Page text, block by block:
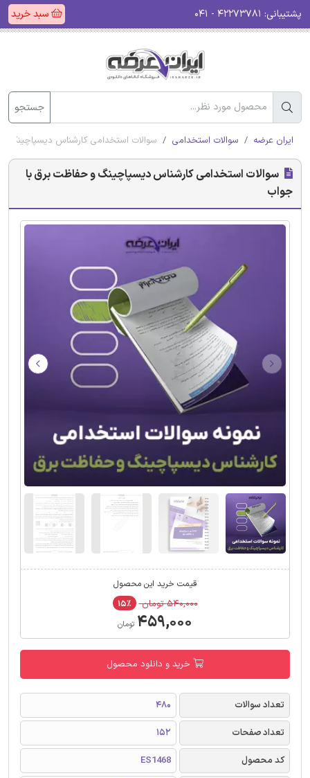
پشتیبانی: سبد خرید
جستجو
ایران عرضه سوالات استخدامی سوالات استخدامی کارشناس دیسپاچینگ
سوالات استخدامی کارشناس دیسپاچینگ و حفاظت برق با
جواب
قیمت خرید این محصول
۵۴۰,۰۰۰ تومان ۱۵٪
۴۵۹,۰۰۰ تومان
خرید و دانلود محصول
تعداد سوالات
480
تعداد صفحات
152
کد محصول
ES1468